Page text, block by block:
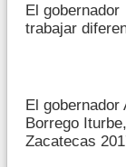
El
trabajar
El gobernador
Borrego
Zacatecas